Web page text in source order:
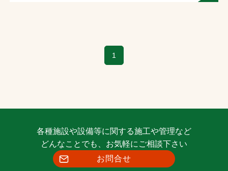
文字の見えづらさや操作にお困りの方へ
1
各種施設や設備等に関する施工や管理など
どんなことでも、お気軽にご相談下さい
お問合せ